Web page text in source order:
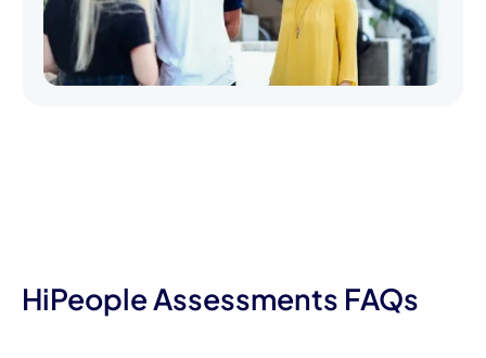
HiPeople Assessments FAQs